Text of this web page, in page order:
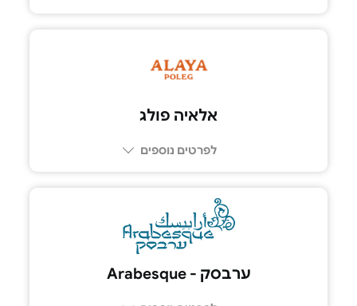
אלאיה פולג
לפרטים נוספים
ערבסק - Arabesque